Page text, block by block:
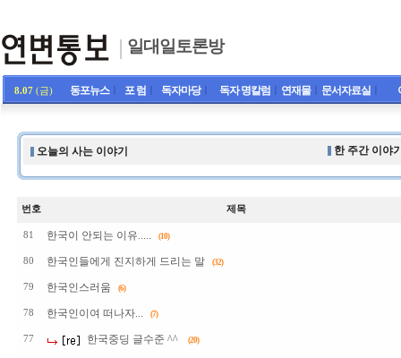
일대일토론방
8.07 (금) 동포뉴스ㅣ 포 럼 독자마당ㅣ 독자 명칼럼 연재물ㅣ 문서자료실
오늘의 사는 이야기 한 주간 이야
번호 제목
81 한국이 안되는 이유..... (10)
80 한국인들에게 진지하게 드리는 말 (32)
79 한국인스러움 (6)
78 한국인이여 떠나자... (7)
77 한국중딩 글수준 ^^ (20)